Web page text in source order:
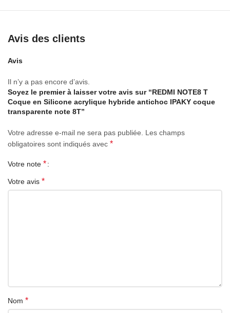
Avis des clients
Avis
Il n’y a pas encore d’avis.
Soyez le premier à laisser votre avis sur “REDMI NOTE8 T
Coque en Silicone acrylique hybride antichoc IPAKY coque
transparente note 8T”
Votre adresse e-mail ne sera pas publiée.
Les champs
obligatoires sont indiqués avec *
Votre note *
Votre avis *
Nom *